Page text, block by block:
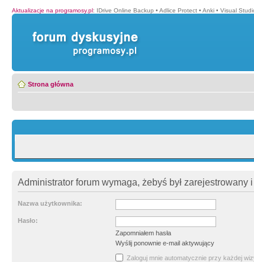
Aktualizacje na programosy.pl: IDrive Online Backup • Adlice Protect • Anki • Visual
Strona główna
Administrator forum wymaga, żebyś był
Nazwa użytkownika:
Hasło:
Zapomniałem hasła
Wyślij ponownie e-mail aktywujący
Zaloguj mnie automatycznie przy każdej